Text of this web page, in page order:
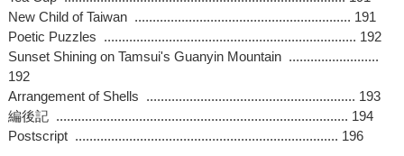
New Child of Taiwan ............................................................ 191
Poetic Puzzles ...................................................................... 192
Sunset Shining on Tamsui's Guanyin Mountain .........................
192
Arrangement of Shells .......................................................... 193
編後記 ................................................................................. 194
Postscript ......................................................................... 196